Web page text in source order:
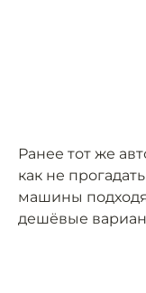
Ранее тот же
как не
машины
дешёвые